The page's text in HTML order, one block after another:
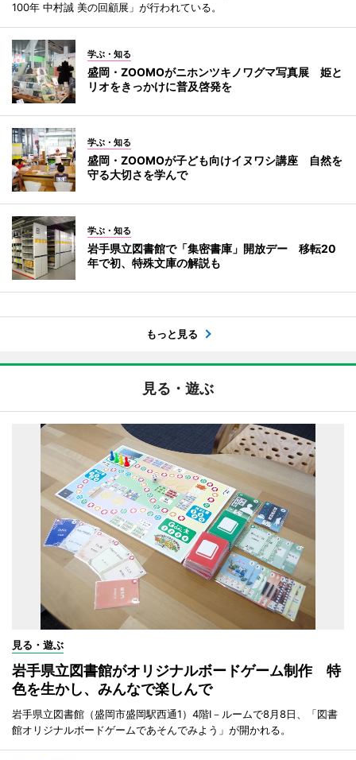
100年 中村誠 美の回顧展」が行われている。
学ぶ・知る
盛岡・ZOOMOがニホンツキノワグマ写真展 姫と
リオをきっかけに普及啓発を
学ぶ・知る
盛岡・ZOOMOが子ども向けイヌワシ講座 自然を
守る大切さを学んで
学ぶ・知る
岩手県立図書館で「集密書庫」開放デー 移転20
年で初、特殊文庫の解説も
もっと見る
見る・遊ぶ
見る・遊ぶ
岩手県立図書館がオリジナルボードゲーム制作 特
色を生かし、みんなで楽しんで
岩手県立図書館（盛岡市盛岡駅西通1）4階I－ルームで8月8日、「図書
館オリジナルボードゲームであそんでみよう」が開かれる。